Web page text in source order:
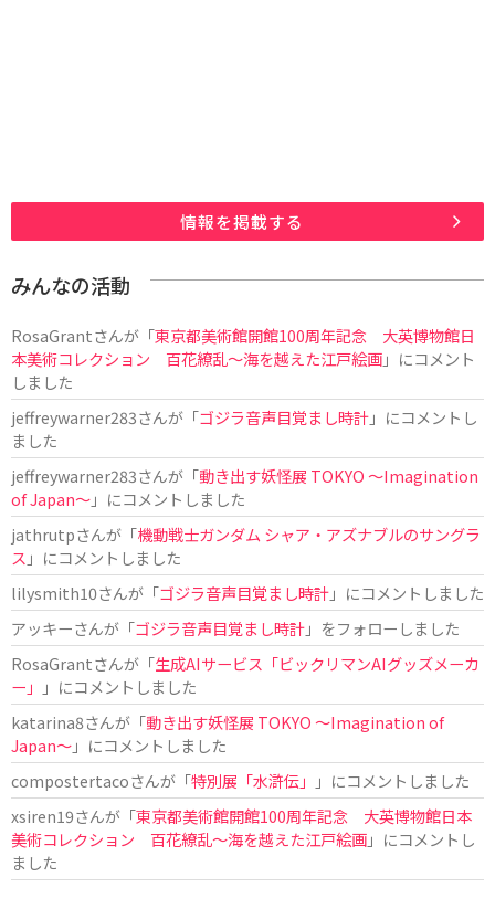
情報を掲載する
みんなの活動
RosaGrantさんが「東京都美術館開館100周年記念 大英博物館日
本美術コレクション 百花繚乱～海を越えた江戸絵画」にコメント
しました
jeffreywarner283さんが「ゴジラ音声目覚まし時計」にコメントし
ました
jeffreywarner283さんが「動き出す妖怪展 TOKYO 〜Imagination
of Japan〜」にコメントしました
jathrutpさんが「機動戦士ガンダム シャア・アズナブルのサングラ
ス 」にコメントしました
lilysmith10さんが「ゴジラ音声目覚まし時計」にコメントしました
アッキーさんが「ゴジラ音声目覚まし時計」をフォローしました
RosaGrantさんが「生成AIサービス「ビックリマンAIグッズメーカ
ー」
」にコメントしました
katarina8さんが「動き出す妖怪展 TOKYO 〜Imagination of
Japan〜」にコメントしました
compostertacoさんが「特別展「水滸伝」
」にコメントしました
xsiren19さんが「東京都美術館開館100周年記念 大英博物館日本
美術コレクション 百花繚乱～海を越えた江戸絵画」にコメントし
ました